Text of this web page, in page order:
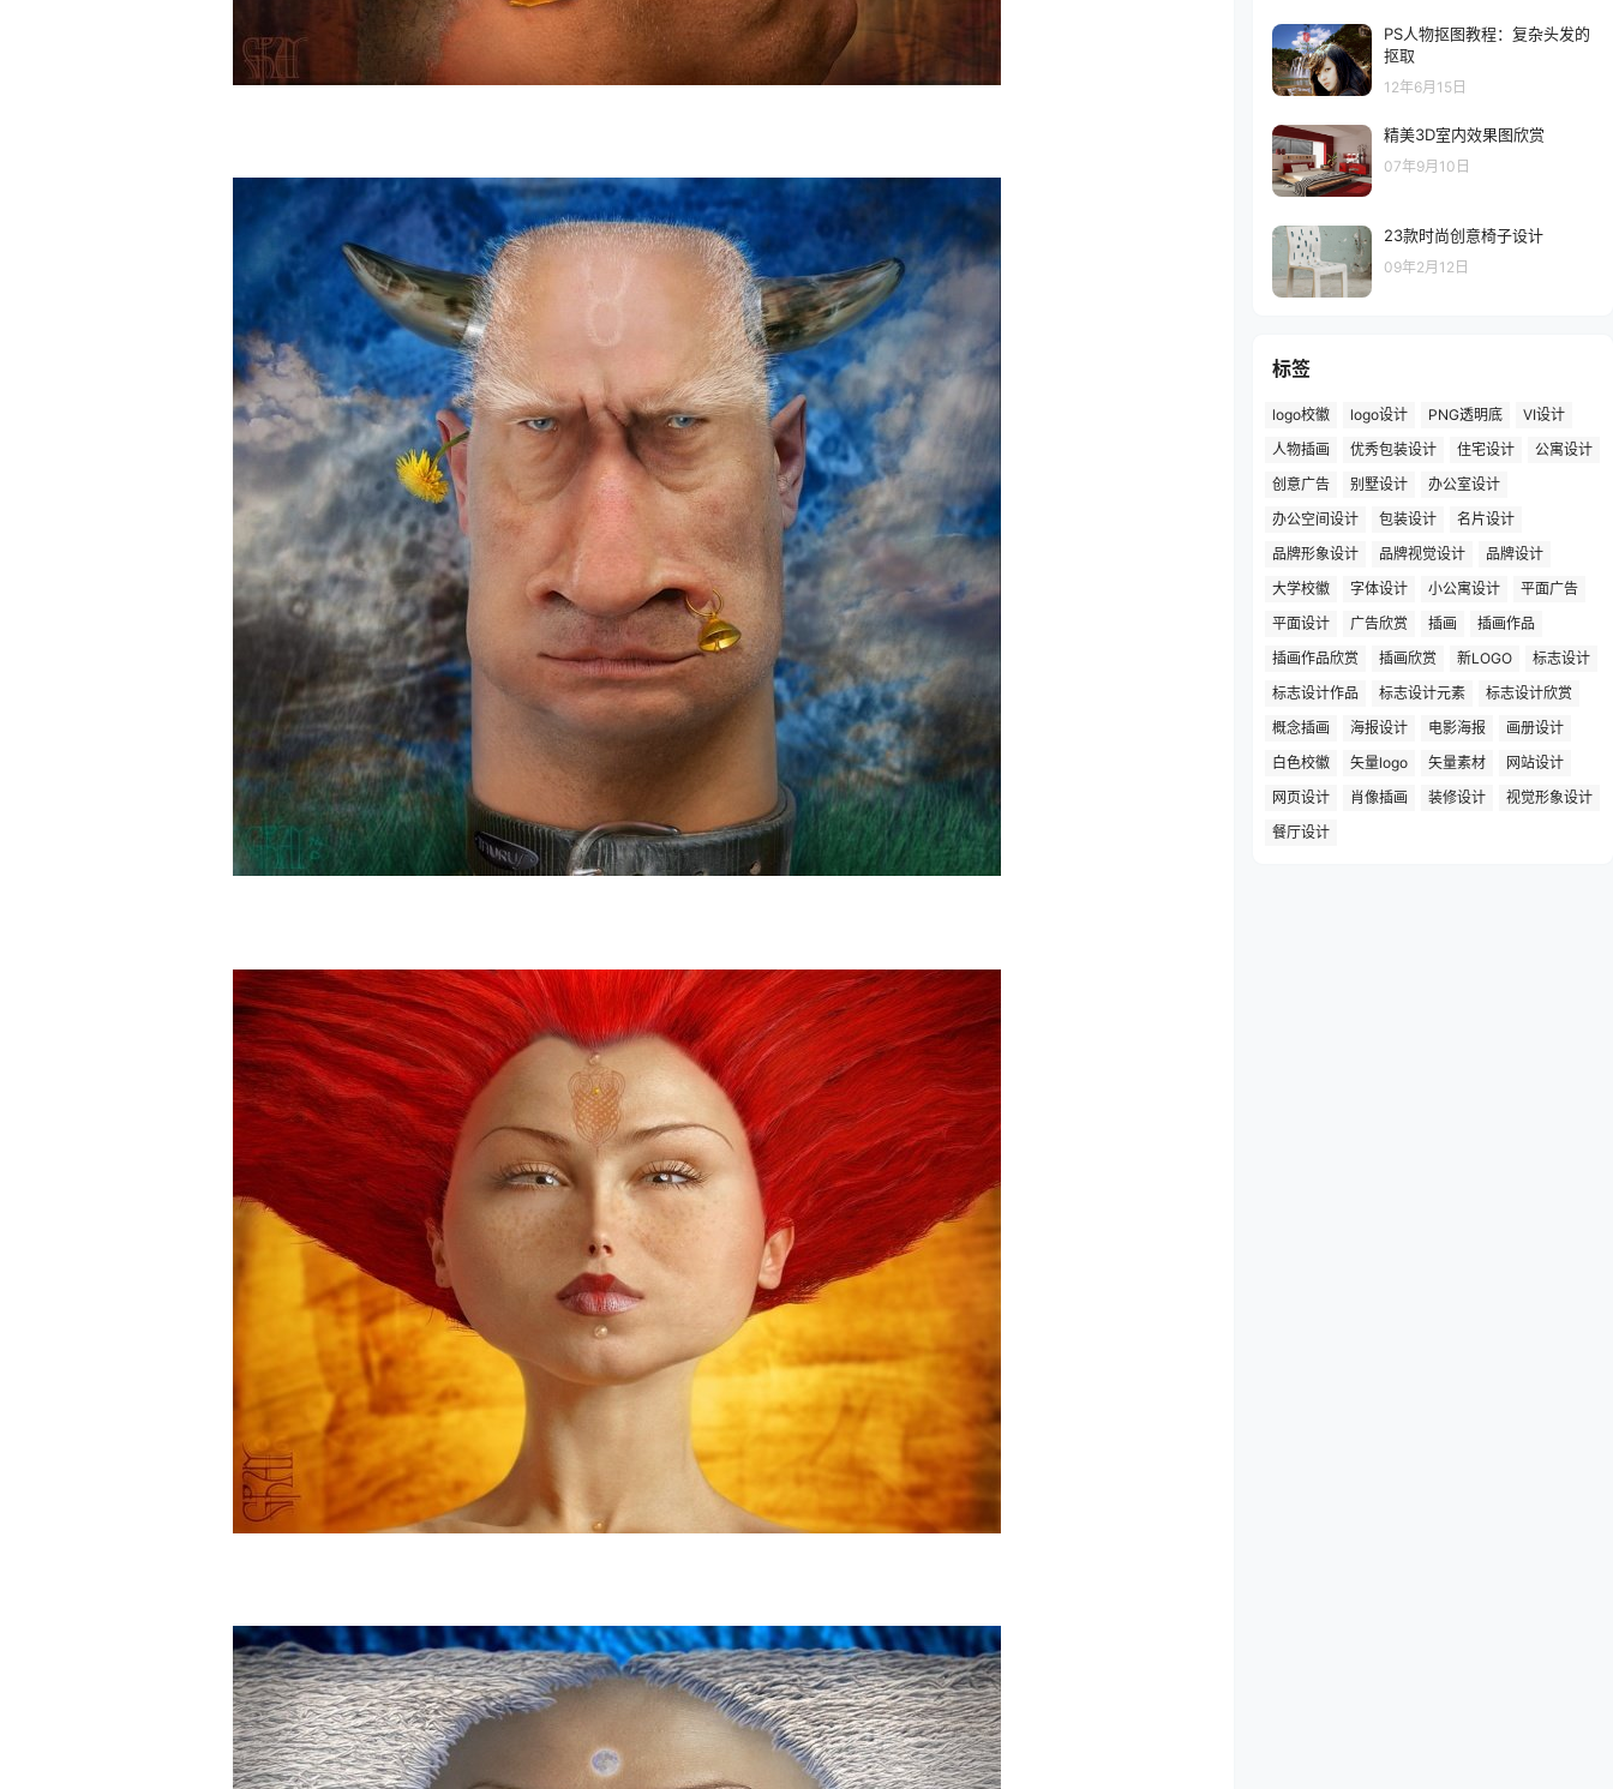
PS人物抠图教程：复杂头发的
抠取
12年6月15日
精美3D室内效果图欣赏
07年9月10日
23款时尚创意椅子设计
09年2月12日
标签
logo校徽 logo设计 PNG透明底
VI设计
人物插画
优秀包装设计 住宅设计
公寓设计
创意广告
别墅设计
办公室设计
办公空间设计
包装设计
名片设计
品牌形象设计
品牌视觉设计
品牌设计
大学校徽
字体设计 小公寓设计
平面广告
平面设计
广告欣赏 插画
插画作品
插画作品欣赏
插画欣赏 新LOGO
标志设计
标志设计作品
标志设计元素
标志设计欣赏
概念插画
海报设计 电影海报
画册设计
白色校徽
矢量logo 矢量素材
网站设计
网页设计
肖像插画 装修设计
视觉形象设计
餐厅设计